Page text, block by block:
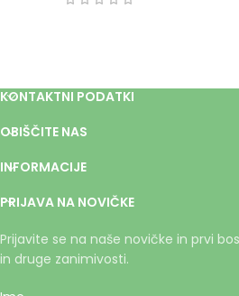
KONTAKTNI PODATKI
OBIŠČITE NAS
INFORMACIJE
PRIJAVA NA NOVIČKE
Prijavite se na naše novičke in prvi
in druge zanimivosti.